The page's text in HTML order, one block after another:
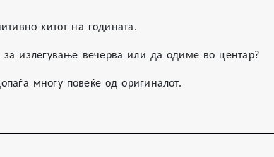
хитот на годината.
за излегување вечерва или да одиме во центар?
многу повеќе од оригиналот.